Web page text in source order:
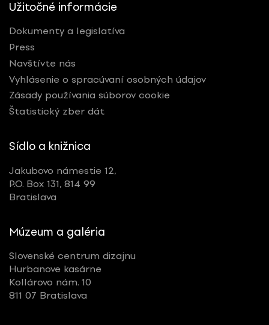
Užitočné informácie
Dokumenty a legislatíva
Press
Navštívte nás
Vyhlásenie o spracúvaní osobných údajov
Zásady používania súborov cookie
Štatistický zber dát
Sídlo a knižnica
Jakubovo námestie 12,
P.O. Box 131, 814 99
Bratislava
Múzeum a galéria
Slovenské centrum dizajnu
Hurbanove kasárne
Kollárovo nám. 10
811 07 Bratislava